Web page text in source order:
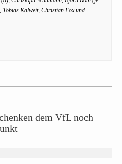
Kalweit, Christian Fox und
dem VfL noch